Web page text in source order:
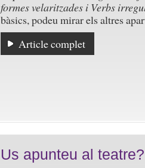
formes velaritzades i Verbs
bàsics, podeu mirar els altres
Article complet
Us apunteu al teatre?